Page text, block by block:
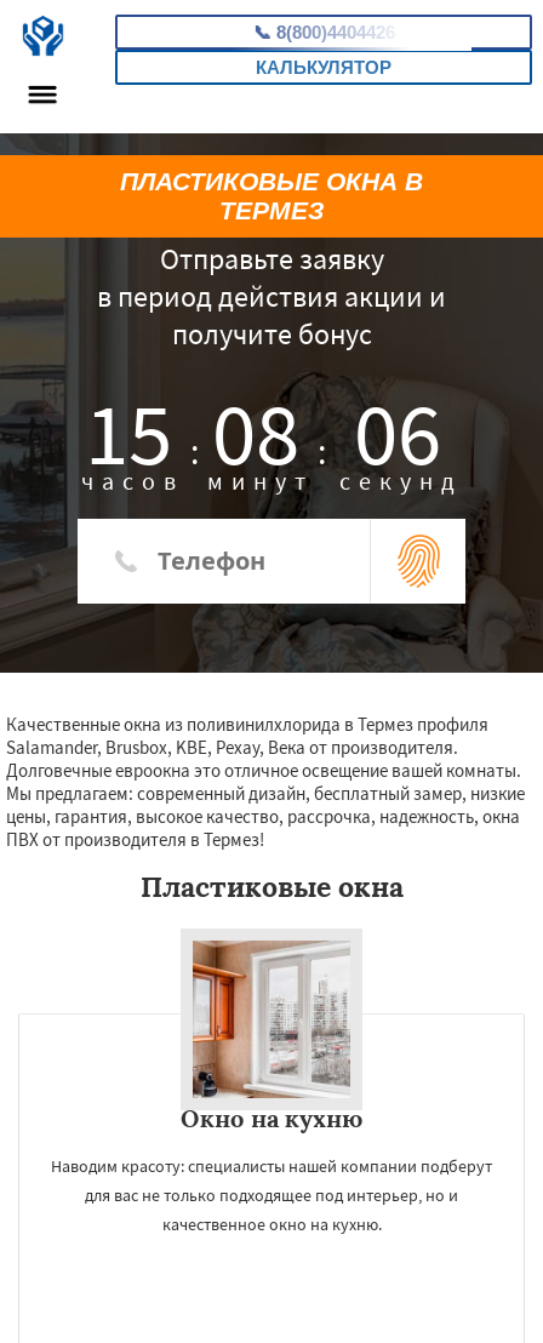
📞 8(800)4404426
КАЛЬКУЛЯТОР
Отправьте заявку
в период действия акции и
получите бонус
15 :
часов 08 :
минут 05
секунд
ПЛАСТИКОВЫЕ ОКНА В
ТЕРМЕЗ
Качественные окна из поливинилхлорида в Термез профиля
Salamander, Brusbox, KBE, Рехау, Века от производителя.
Долговечные евроокна это отличное освещение вашей комнаты.
Мы предлагаем: современный дизайн, бесплатный замер, низкие
цены, гарантия, высокое качество, рассрочка, надежность, окна
ПВХ от производителя в Термез!
Пластиковые окна
Окно на кухню
Наводим красоту: специалисты нашей компании подберут
для вас не только подходящее под интерьер, но и
качественное окно на кухню.